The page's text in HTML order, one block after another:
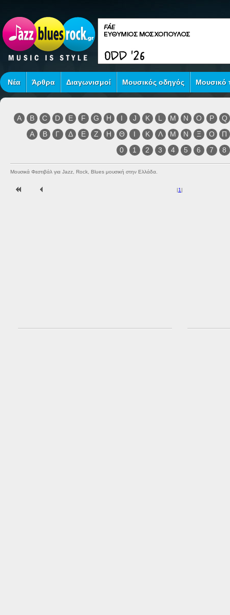
Νέα Άρθρα Διαγωνισμοί Μουσικός οδηγός Μουσικό
A B C D E F G H I J K L M N O P
Q
Α
Β Γ Δ Ε Ζ Η Θ Ι Κ Λ Μ Ν Ξ Ο
Π
0
1 2 3 4 5 6 7 8
Μουσικά Φεστιβάλ για Jazz, Rock, Blues μουσική στην Ελλάδα.
|1 |